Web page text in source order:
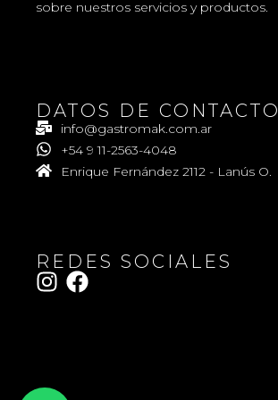
sobre nuestros servicios y productos.
DATOS DE CONTACTO
info@gastromak.com.ar
+54 9 11-2563-4048
Enrique Fernández 2112 - Lanús O.
REDES SOCIALES